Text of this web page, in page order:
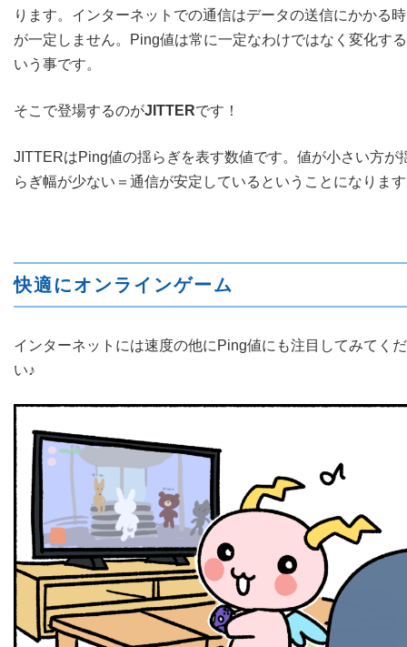
ります。インターネットでの通信はデータの送信にかかる
が一定しません。Ping値は常に一定なわけではなく変化す
いう事です。
そこで登場するのがJITTERです！
JITTERはPing値の揺らぎを表す数値です。値が小さい方が
らぎ幅が少ない＝通信が安定しているということになりま
快適にオンラインゲーム
インターネットには速度の他にPing値にも注目してみてく
い♪